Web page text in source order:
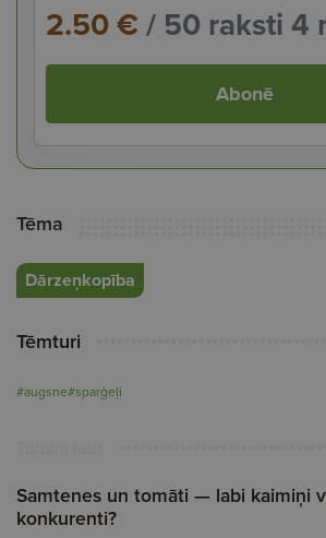
2.50 €/ 50 raksti 4
Abonē
Tēma
Dārzeņkopība
Tēmturi
#augsne#sparģeļi
Samtenes un tomāti — labi kaimiņi
konkurenti?